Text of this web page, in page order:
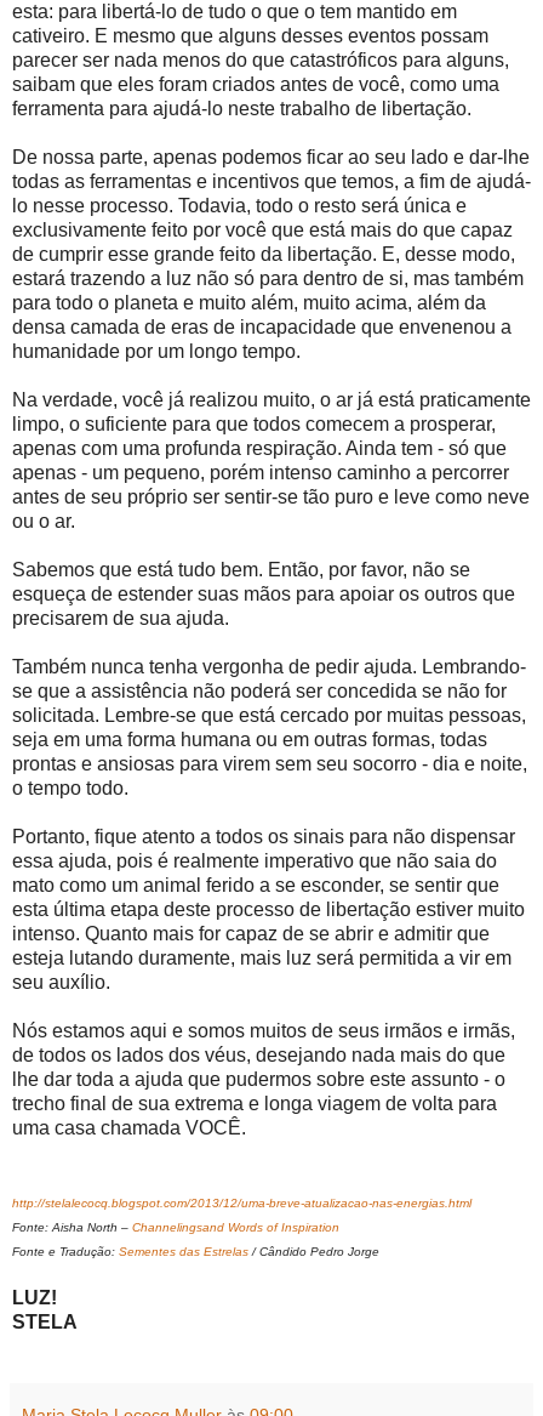
esta: para libertá-lo de tudo o que o tem mantido em
cativeiro. E mesmo que alguns desses eventos possam
parecer ser nada menos do que catastróficos para alguns,
saibam que eles foram criados antes de você, como uma
ferramenta para ajudá-lo neste trabalho de libertação.
De nossa parte, apenas podemos ficar ao seu lado e dar-lhe
todas as ferramentas e incentivos que temos, a fim de ajudá-
lo nesse processo. Todavia, todo o resto será única e
exclusivamente feito por você que está mais do que capaz
de cumprir esse grande feito da libertação. E, desse modo,
estará trazendo a luz não só para dentro de si, mas também
para todo o planeta e muito além, muito acima, além da
densa camada de eras de incapacidade que envenenou a
humanidade por um longo tempo.
Na verdade, você já realizou muito, o ar já está praticamente
limpo, o suficiente para que todos comecem a prosperar,
apenas com uma profunda respiração. Ainda tem - só que
apenas - um pequeno, porém intenso caminho a percorrer
antes de seu próprio ser sentir-se tão puro e leve como neve
ou o ar.
Sabemos que está tudo bem. Então, por favor, não se
esqueça de estender suas mãos para apoiar os outros que
precisarem de sua ajuda.
Também nunca tenha vergonha de pedir ajuda. Lembrando-
se que a assistência não poderá ser concedida se não for
solicitada. Lembre-se que está cercado por muitas pessoas,
seja em uma forma humana ou em outras formas, todas
prontas e ansiosas para virem sem seu socorro - dia e noite,
o tempo todo.
Portanto, fique atento a todos os sinais para não dispensar
essa ajuda, pois é realmente imperativo que não saia do
mato como um animal ferido a se esconder, se sentir que
esta última etapa deste processo de libertação estiver muito
intenso. Quanto mais for capaz de se abrir e admitir que
esteja lutando duramente, mais luz será permitida a vir em
seu auxílio.
Nós estamos aqui e somos muitos de seus irmãos e irmãs,
de todos os lados dos véus, desejando nada mais do que
lhe dar toda a ajuda que pudermos sobre este assunto - o
trecho final de sua extrema e longa viagem de volta para
uma casa chamada VOCÊ.
http://stelalecocq.blogspot.com/2013/12/uma-breve-atualizacao-nas-energias.html
Fonte: Aisha North – Channelingsand Words of Inspiration
Fonte e Tradução: Sementes das Estrelas / Cândido Pedro Jorge
LUZ!
STELA